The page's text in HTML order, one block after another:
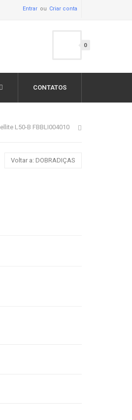
Entrar Criar conta
0
CONTATOS
L50-B FBBLI004010
Voltar a: DOBRADIÇAS